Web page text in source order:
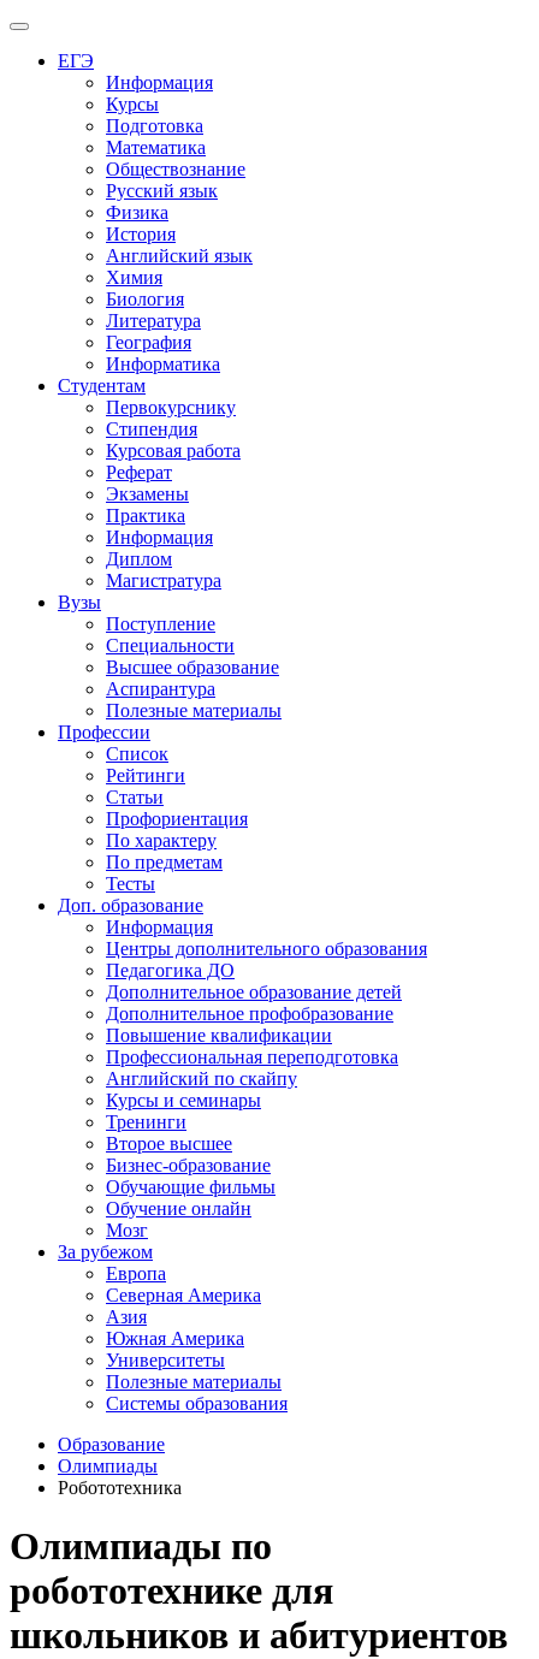
Меню
ЕГЭ
Информация
Курсы
Подготовка
Математика
Обществознание
Русский язык
Физика
История
Английский язык
Химия
Биология
Литература
География
Информатика
Студентам
Первокурснику
Стипендия
Курсовая работа
Реферат
Экзамены
Практика
Информация
Диплом
Магистратура
Вузы
Поступление
Специальности
Высшее образование
Аспирантура
Полезные материалы
Профессии
Список
Рейтинги
Статьи
Профориентация
По характеру
По предметам
Тесты
Доп. образование
Информация
Центры дополнительного образования
Педагогика ДО
Дополнительное образование детей
Дополнительное профобразование
Повышение квалификации
Профессиональная переподготовка
Английский по скайпу
Курсы и семинары
Тренинги
Второе высшее
Бизнес-образование
Обучающие фильмы
Обучение онлайн
Мозг
За рубежом
Европа
Северная Америка
Азия
Южная Америка
Университеты
Полезные материалы
Системы образования
Образование
Олимпиады
Робототехника
Олимпиады по
робототехнике для
школьников и абитуриентов